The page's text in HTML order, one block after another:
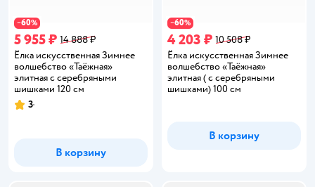
−60%
5 955 ₽ 14 888 ₽
Ёлка искусственная Зимнее
волшебство «Таёжная»
элитная с серебряными
шишками 120 см
Рейтинг:
3
В корзину
−60%
4 203 ₽ 10 508 ₽
Ёлка искусственная Зимнее
волшебство «Таёжная»
элитная ( с серебряными
шишками) 100 см
В корзину